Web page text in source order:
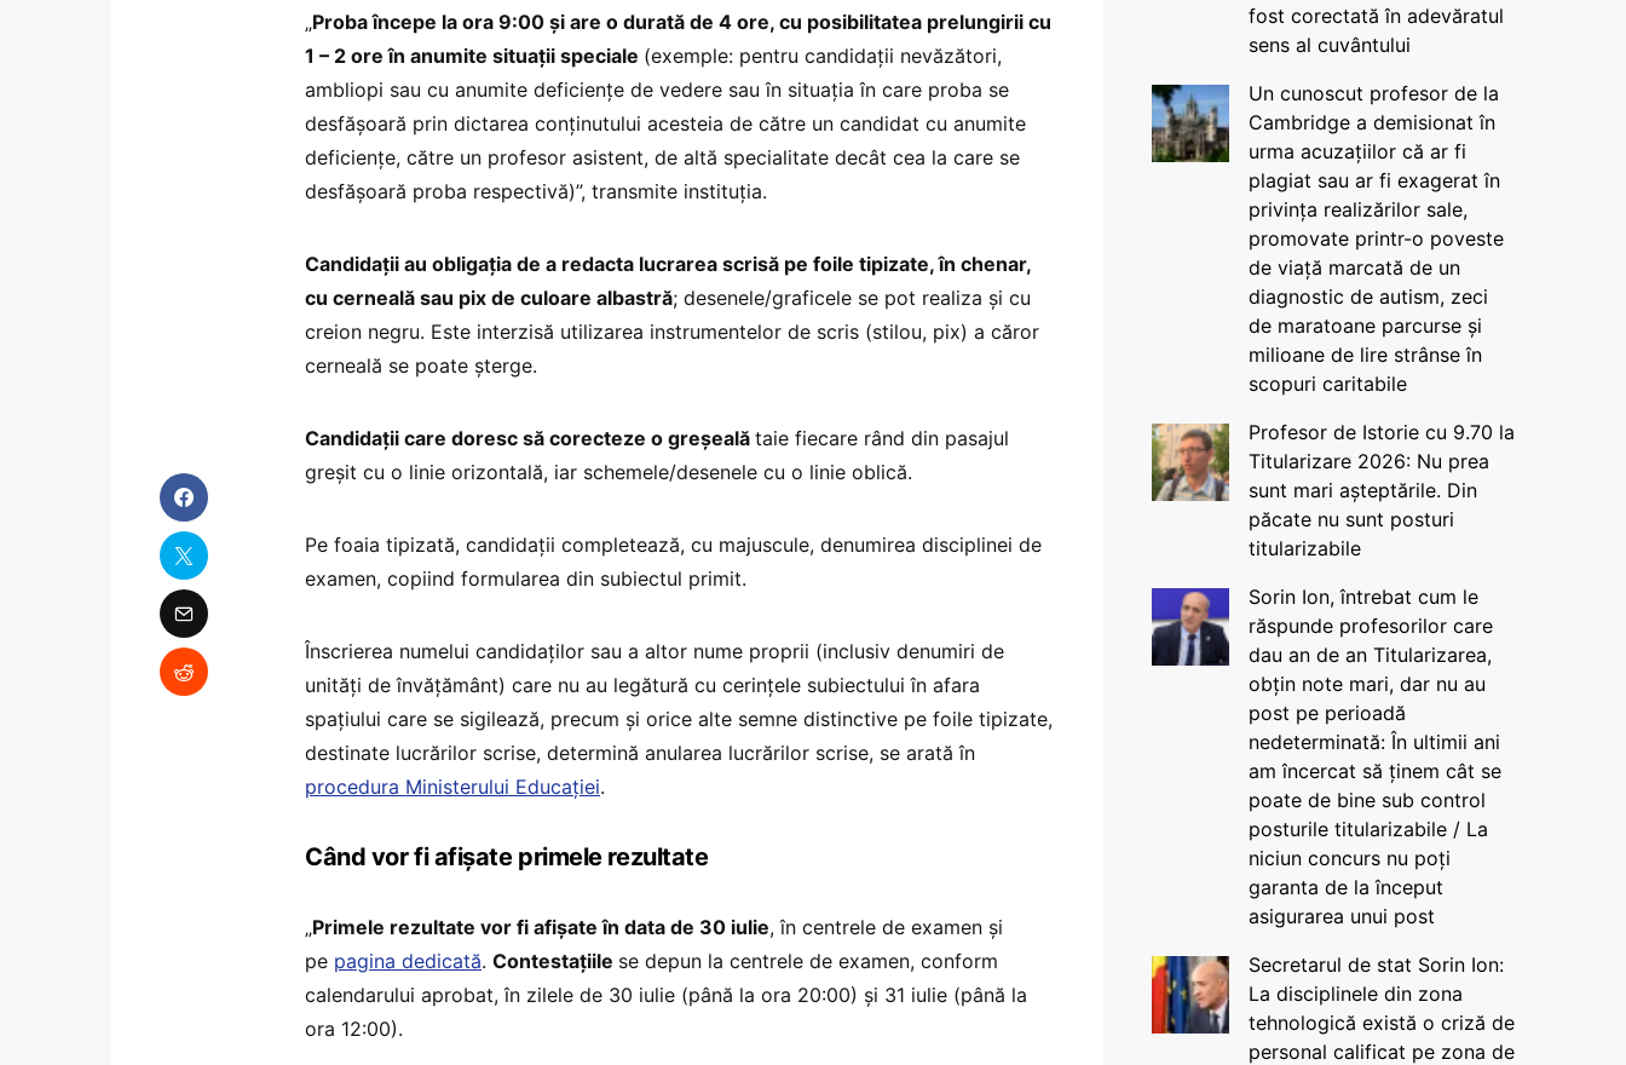
„Proba începe la ora 9:00 și are o durată de 4 ore, cu posibilitatea prelungirii cu
1 – 2 ore în anumite situaţii speciale (exemple: pentru candidații nevăzători,
ambliopi sau cu anumite deficiențe de vedere sau în situația în care proba se
desfășoară prin dictarea conținutului acesteia de către un candidat cu anumite
deficiențe, către un profesor asistent, de altă specialitate decât cea la care se
desfășoară proba respectivă)”, transmite instituția.
Candidații au obligația de a redacta lucrarea scrisă pe foile tipizate, în chenar,
cu cerneală sau pix de culoare albastră; desenele/graficele se pot realiza şi cu
creion negru. Este interzisă utilizarea instrumentelor de scris (stilou, pix) a căror
cerneală se poate şterge.
Candidații care doresc să corecteze o greşeală taie fiecare rând din pasajul
greșit cu o linie orizontală, iar schemele/desenele cu o linie oblică.
Pe foaia tipizată, candidații completează, cu majuscule, denumirea disciplinei de
examen, copiind formularea din subiectul primit.
Înscrierea numelui candidaților sau a altor nume proprii (inclusiv denumiri de
unități de învăţământ) care nu au legătură cu cerințele subiectului în afara
spațiului care se sigilează, precum și orice alte semne distinctive pe foile tipizate,
destinate lucrărilor scrise, determină anularea lucrărilor scrise, se arată în
procedura Ministerului Educației.
Când vor fi afișate primele rezultate
„Primele rezultate vor fi afișate în data de 30 iulie, în centrele de examen și
pe pagina dedicată. Contestațiile se depun la centrele de examen, conform
calendarului aprobat, în zilele de 30 iulie (până la ora 20:00) și 31 iulie (până la
ora 12:00).
fost corectată în adevăratul
sens al cuvântului
Un cunoscut profesor de la
Cambridge a demisionat în
urma acuzațiilor că ar fi
plagiat sau ar fi exagerat în
privința realizărilor sale,
promovate printr-o poveste
de viață marcată de un
diagnostic de autism, zeci
de maratoane parcurse și
milioane de lire strânse în
scopuri caritabile
Profesor de Istorie cu 9.70 la
Titularizare 2026: Nu prea
sunt mari așteptările. Din
păcate nu sunt posturi
titularizabile
Sorin Ion, întrebat cum le
răspunde profesorilor care
dau an de an Titularizarea,
obțin note mari, dar nu au
post pe perioadă
nedeterminată: În ultimii ani
am încercat să ținem cât se
poate de bine sub control
posturile titularizabile / La
niciun concurs nu poți
garanta de la început
asigurarea unui post
Secretarul de stat Sorin Ion:
La disciplinele din zona
tehnologică există o criză de
personal calificat pe zona de